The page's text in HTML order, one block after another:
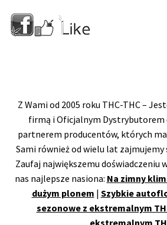
Z Wami od 2005 roku THC-THC –
firmą i Oficjalnym
partnerem producentów, których
Sami również od wielu lat zajmujemy
Zaufaj największemu doświadczeniu
nas najlepsze nasiona: Na zimny
dużym plonem | Szybkie
sezonowe z ekstremalnym